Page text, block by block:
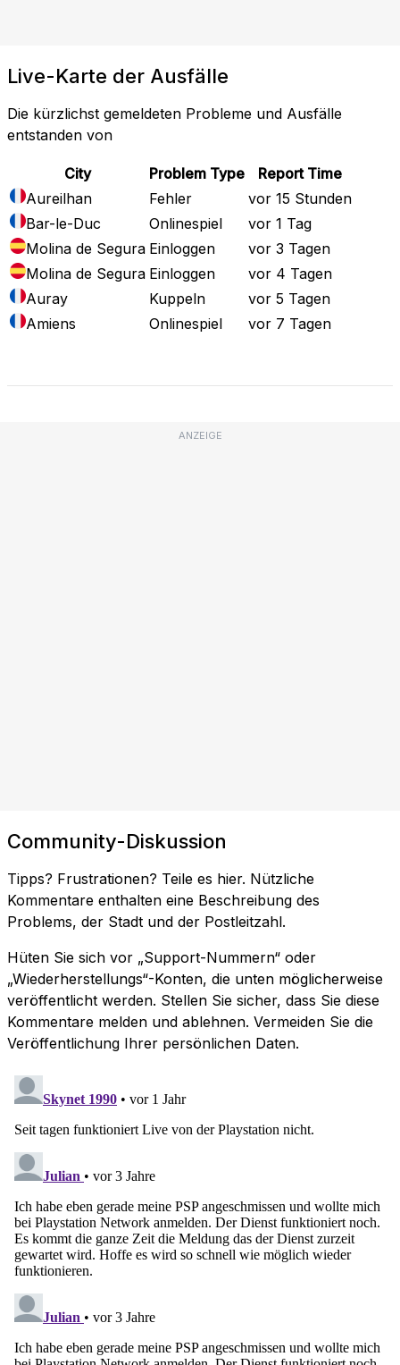
Live-Karte der Ausfälle
Die kürzlichst gemeldeten Probleme und Ausfälle
entstanden von
City Problem Type
Report Time
Aureilhan
Fehler
vor 15 Stunden
Bar-le-Duc
Onlinespiel
vor 1 Tag
Molina de Segura Einloggen
vor 3 Tagen
Molina de Segura Einloggen
vor 4 Tagen
Auray
Kuppeln
vor 5 Tagen
Amiens
Onlinespiel
vor 7 Tagen
ANZEIGE
Community-Diskussion
Tipps? Frustrationen? Teile es hier. Nützliche
Kommentare enthalten eine Beschreibung des
Problems, der Stadt und der Postleitzahl.
Hüten Sie sich vor „Support-Nummern“ oder
„Wiederherstellungs“-Konten, die unten möglicherweise
veröffentlicht werden. Stellen Sie sicher, dass Sie diese
Kommentare melden und ablehnen. Vermeiden Sie die
Veröffentlichung Ihrer persönlichen Daten.